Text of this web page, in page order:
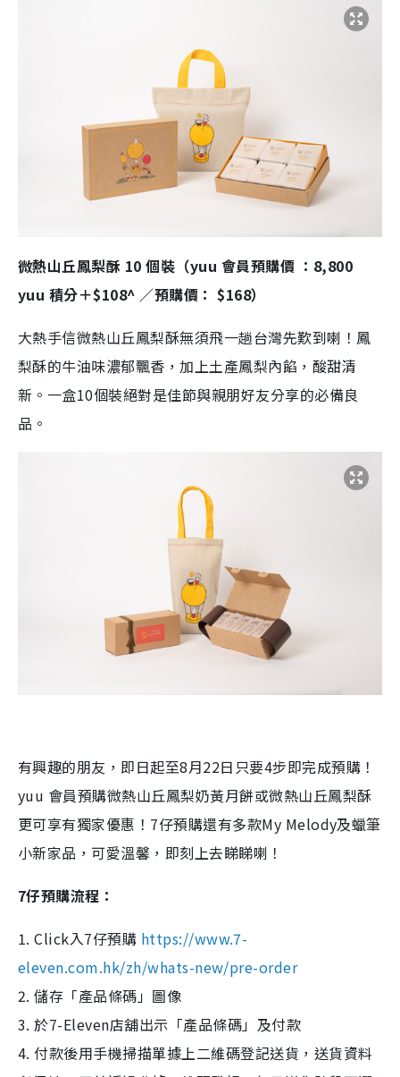
微熱山丘鳳梨酥 10 個裝（yuu 會員預購價 ：8,800
yuu 積分＋$108^ ／預購價： $168）
大熱手信微熱山丘鳳梨酥無須飛一趟台灣先歎到喇！鳳
梨酥的牛油味濃郁飄香，加上土產鳳梨內餡，酸甜清
新。一盒10個裝絕對是佳節與親朋好友分享的必備良
品。
有興趣的朋友，即日起至8月22日只要4步即完成預購！
yuu 會員預購微熱山丘鳳梨奶黃月餅或微熱山丘鳳梨酥
更可享有獨家優惠！7仔預購還有多款My Melody及蠟筆
小新家品，可愛溫馨，即刻上去睇睇喇！
7仔預購流程：
1. Click入7仔預購 https://www.7-
eleven.com.hk/zh/whats-new/pre-order
2. 儲存「產品條碼」圖像
3. 於7-Eleven店舖出示「產品條碼」及付款
4. 付款後用手機掃描單據上二維碼登記送貨，送貨資料